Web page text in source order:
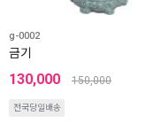
g-0002
금기
130,000 150,000
전국당일배송